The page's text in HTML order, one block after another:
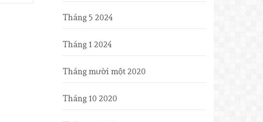
Tháng 5 2024
Tháng 1 2024
Tháng mười một 2020
Tháng 10 2020